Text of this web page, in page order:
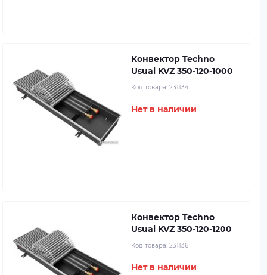
Конвектор Techno
Usual KVZ 350-120-1000
Код товара: 231134
Нет в наличии
Конвектор Techno
Usual KVZ 350-120-1200
Код товара: 231136
Нет в наличии